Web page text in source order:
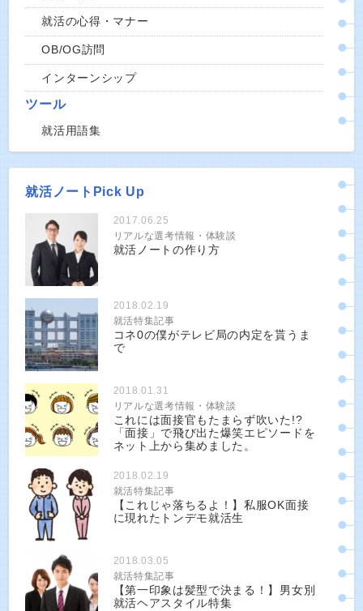
就活の心得・マナー
OB/OG訪問
インターンシップ
ツール
就活用語集
就活ノートPick Up
2017.06.25
リアルな選考情報・体験談
就活ノートの作り方
2018.02.19
就活特集記事
コネ0の僕がテレビ局の内定を貰うま
で
2018.01.31
リアルな選考情報・体験談
これには面接官もたまらず吹いた!?
「面接」で飛び出た爆笑エピソードを
ネット上から集めました。
2018.02.19
就活特集記事
【これじゃ落ちるよ！】私服OK面接
に現れたトンデモ就活生
2018.03.05
就活特集記事
【第一印象は髪型で決まる！】男女別
就活ヘアスタイル特集